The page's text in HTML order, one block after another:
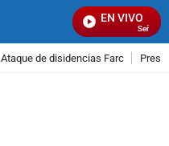
EN VIVO
Señal
Ataque de disidencias Farc